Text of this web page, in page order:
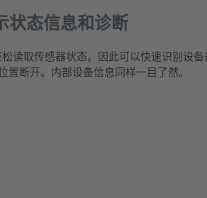
状态信息和诊断
读取传感器状态。因此可以快速识别设
置断开。内部设备信息同样一目了然。